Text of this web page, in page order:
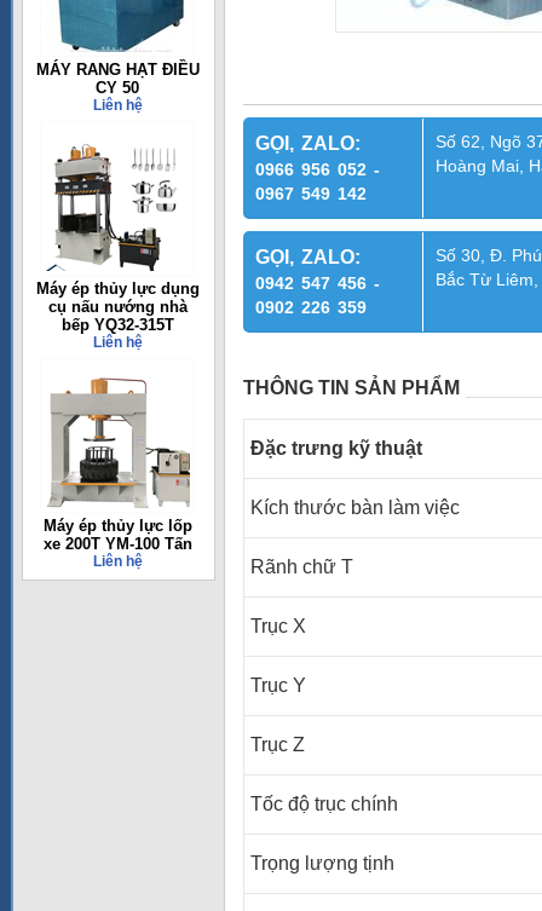
MÁY RANG HẠT ĐIỀU
CY 50
Liên hệ
Máy ép thủy lực dụng
cụ nấu nướng nhà
bếp YQ32-315T
Liên hệ
Máy ép thủy lực lốp
xe 200T YM-100 Tấn
Liên hệ
GỌI, ZALO:
0966 956 052 -
0967 549 142
Số 62, Ngõ
Hoàng Mai,
GỌI, ZALO:
0942 547 456 -
0902 226 359
Số 30, Đ.
Bắc Từ
THÔNG TIN SẢN PHẨM
Đặc trưng kỹ thuật
Kích thước bàn làm việc
Rãnh chữ T
Trục X
Trục Y
Trục Z
Tốc độ trục chính
Trọng lượng tịnh